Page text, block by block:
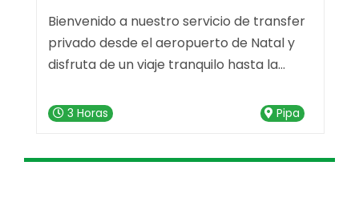
Bienvenido a nuestro servicio de transfer
privado desde el aeropuerto de Natal y
disfruta de un viaje tranquilo hasta la
servicio de transfer está listo para hacer
3 Horas Pipa